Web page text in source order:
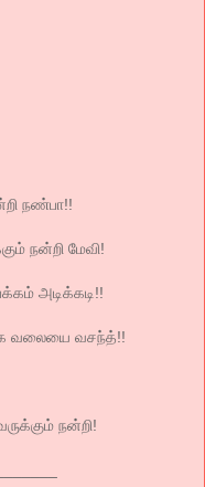
நண்பா!!
நன்றி மேவி!
அடிக்கடி!!
வலையை வசந்த்!!
நன்றி!